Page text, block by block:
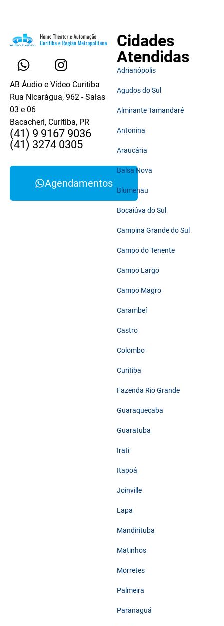
AB Áudio e Vídeo Curitiba
Rua Nicarágua, 962 - Salas
03 e 06
Bacacheri, Curitiba, PR
(41) 9 9167 9036
(41) 3274 0305
Agendamentos
Cidades
Atendidas
Adrianópolis
Agudos do Sul
Almirante Tamandaré
Antonina
Araucária
Balsa Nova
Blumenau
Bocaiúva do Sul
Campina Grande do Sul
Campo do Tenente
Campo Largo
Campo Magro
Carambeí
Castro
Colombo
Curitiba
Fazenda Rio Grande
Guaraqueçaba
Guaratuba
Irati
Itapoá
Joinville
Lapa
Mandirituba
Matinhos
Morretes
Palmeira
Paranaguá